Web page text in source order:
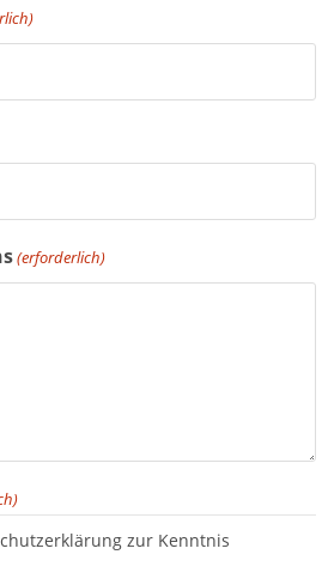
(erforderlich)
zur Kenntnis